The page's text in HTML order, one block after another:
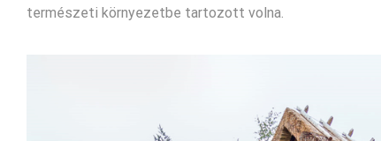
természeti környezetbe tartozott volna.